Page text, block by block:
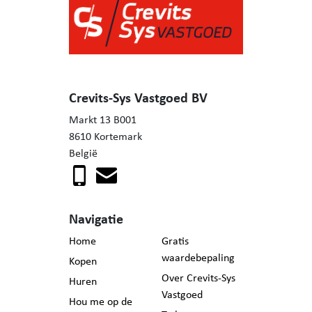
- Airco aanwezig in de woonkamer / keuken
- Regenwaterput aanwezig
- Ventilatie systeem D
- Aparte garagebox inbegrepen
Geïnteresseerd in deze mooie kans, voor eigen gebruik of
als investering voor verhuur?
Neem contact op met Mieke: 0471/57 94 06
Crevits-Sys Vastgoed BV
Markt 13 B001
8610 Kortemark
België
Navigatie
Home
Kopen
Huren
Hou me op de
Gratis
waardebepaling
Over Crevits-Sys
Vastgoed